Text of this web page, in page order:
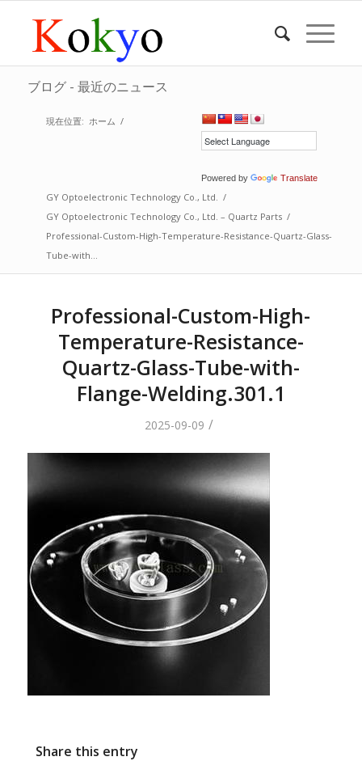
ブログ - 最近のニュース
Powered by Translate
現在位置: ホーム /
GY Optoelectronic Technology Co., Ltd. /
GY Optoelectronic Technology Co., Ltd. – Quartz Parts /
Professional-Custom-High-Temperature-Resistance-Quartz-Glass-
Tube-with...
Professional-Custom-High-
Temperature-Resistance-
Quartz-Glass-Tube-with-
Flange-Welding.301.1
2025-09-09 /
Share this entry